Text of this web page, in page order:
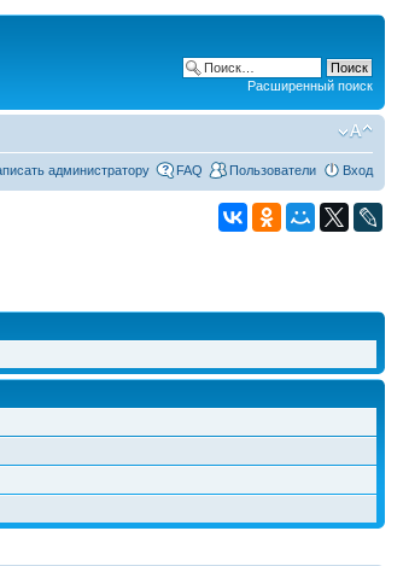
Расширенный поиск
администратору FAQ Пользователи Вход